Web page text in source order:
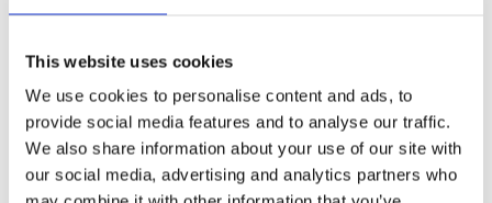
This website uses cookies
We use cookies to personalise content and ads, to
provide social media features and to analyse our traffic.
We also share information about your use of our site with
our social media, advertising and analytics partners who
Kernnivellierlöffel – 490L – 1600mm
– S50
ÅF login för att se pris